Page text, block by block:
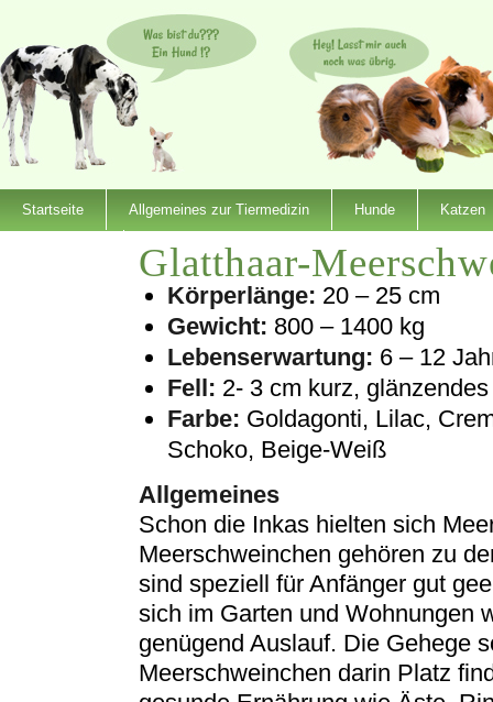
Startseite Allgemeines zur Tiermedizin Hunde Katzen
Glatthaar-
Körperlänge: 20 – 25 cm
Gewicht: 800 – 1400 kg
Lebenserwartung: 6 – 12
Fell: 2- 3 cm kurz,
Farbe: Goldagonti, Lilac,
Schoko, Beige-Weiß
Allgemeines
Schon die Inkas hielten sich
Meerschweinchen gehören zu
sind speziell für Anfänger gut
sich im Garten und Wohnungen
genügend Auslauf. Die Gehege
Meerschweinchen darin Platz